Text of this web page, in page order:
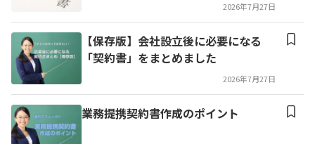
2026年7月27日
【保存版】会社設立後に必要になる
「契約書」をまとめました
2026年7月27日
業務提携契約書作成のポイント